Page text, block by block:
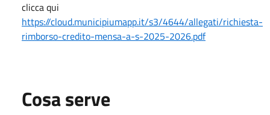
clicca qui
https://cloud.municipiumapp.it/s3/4644/allegati/richiesta-
rimborso-credito-mensa-a-s-2025-2026.pdf
Cosa serve